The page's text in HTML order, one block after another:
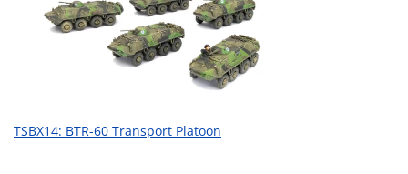
TSBX14: BTR-60 Transport Platoon